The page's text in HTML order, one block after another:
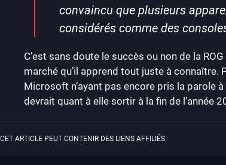
convaincu que plusieurs
considérés comme des
C’est sans doute le succès ou non de la
marché qu’il apprend tout juste à connaître.
Microsoft n’ayant pas encore pris la parole
devrait quant à elle sortir à la fin de l’année
CET ARTICLE PEUT CONTENIR DES LIENS AFFILIÉS